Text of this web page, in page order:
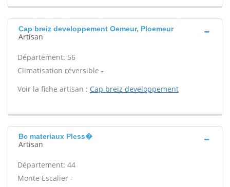
Cap breiz developpement Oemeur, Ploemeur
Artisan
Département: 56
Climatisation réversible -
Voir la fiche artisan : Cap breiz developpement
Bc materiaux Pless�
Artisan
Département: 44
Monte Escalier -